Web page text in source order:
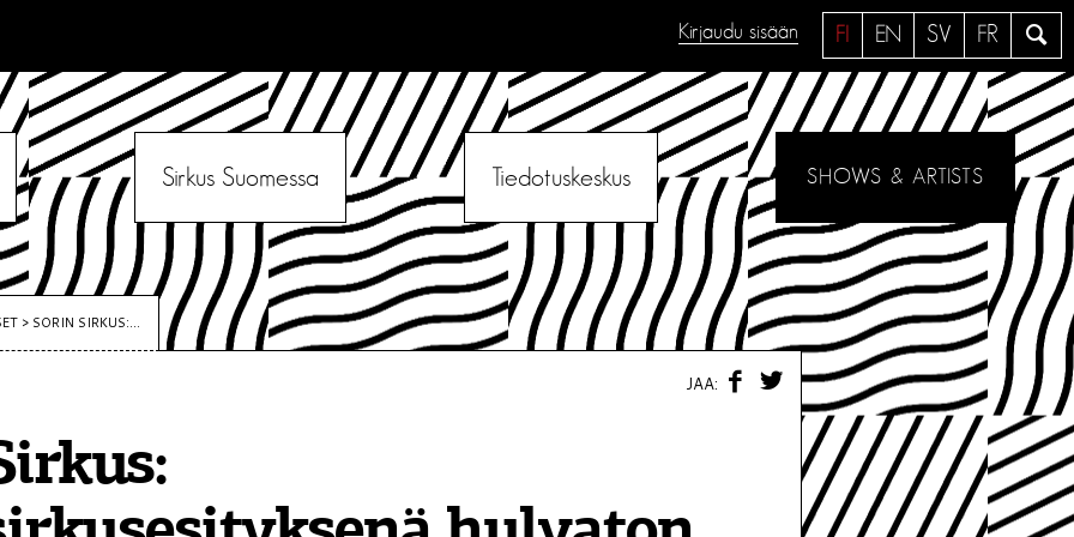
a
e
FI EN SV FR
Kirjaudu sisään
Sirkus Suomessa Tiedotuskeskus SHOWS & ARTISTS
> SORIN SIRKUS:...
JAA:
F
W